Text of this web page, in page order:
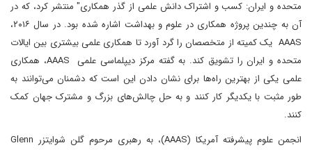
متحده و ایران: کسب و اشتراک دانش علمی از گذر همکاری" منتشر کرد، که در
آن به چندین پروژه همکاری در علوم و بهداشت اشاره شده بود. در سال ۲۰۱۶،
AAAS یک کمیته از متخصصان را گرد آورد تا همکاری علمی بیشتری بین ایالات
متحده و ایران را تشویق کند. به گفته مرکز دیپلماسی علمی AAAS، همکاری
علمی یکی از بهترین راه‌ها برای نشان دادن این است که دشمنان می‌توانند به
طور مثبت با یکدیگر کار کنند و به حل چالش‌های بزرگ و مشترک جهان کمک
کنند.
انجمن علوم پیشرفته آمریکا (AAAS)، به رهبری مرحوم گلن شوایتزر Glenn